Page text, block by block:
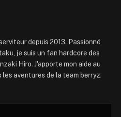
depuis 2013. Passionné
je suis un fan hardcore des
Hiro. J'apporte mon aide au
les aventures de la team berryz.